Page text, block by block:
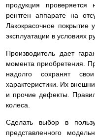
продукция проверяется
рентген аппарате на
Лакокрасочное покрытие
эксплуатации в условиях
Производитель дает
момента приобретения.
надолго сохранят
характеристики. Их
и прочие дефекты.
колеса.
Сделать выбор в
представленного